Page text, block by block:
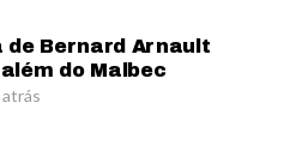
de Bernard Arnault
do Malbec